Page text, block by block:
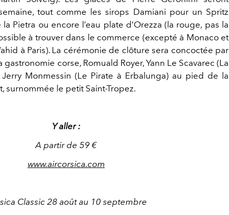
tout comme les sirops Damiani pour un Spritz
Pietra ou encore l’eau plate d’Orezza (la rouge, pas la
à trouver dans le commerce (excepté à Monaco et
à Paris). La cérémonie de clôture sera concoctée par
corse, Romuald Royer, Yann Le Scavarec (La
Jerry Monmessin (Le Pirate à Erbalunga) au pied de la
surnommée le petit Saint-Tropez.
Y aller :
A partir de 59 €
www.aircorsica.com
Classic 28 août au 10 septembre